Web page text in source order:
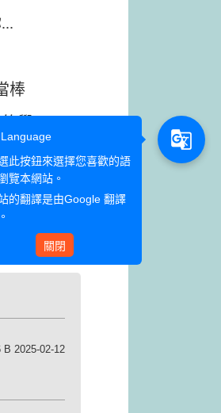
棒
學
定
B 2025-02-12
Language
此按鈕來選擇您喜歡的語
覽本網站。
的翻譯是由Google 翻譯
關閉
g_translate